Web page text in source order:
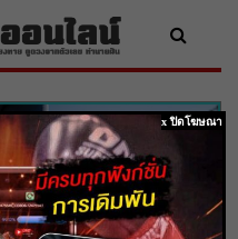
x ปิดโฆษณา